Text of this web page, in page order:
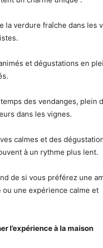
la verdure fraîche dans les
et dégustations en
des vendanges, plein
dans les vignes.
calmes et des
à un rythme plus lent.
de si vous préférez une
une expérience calme et
l’expérience à la maison